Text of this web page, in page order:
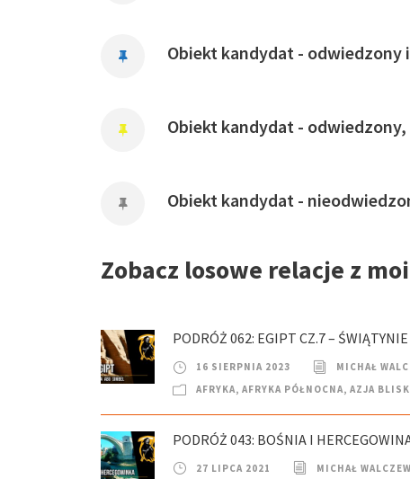
Obiekt kandydat - odwiedzony
Obiekt kandydat -
Obiekt kandydat -
Zobacz losowe relacje z
PODRÓŻ 062: EGIPT CZ.7 –
16 SIERPNIA 2023
MICHAŁ
AFRYKA, AFRYKA PÓŁNOCNA, AZJA
PODRÓŻ 043: BOŚNIA I
27 LIPCA 2021
MICHAŁ